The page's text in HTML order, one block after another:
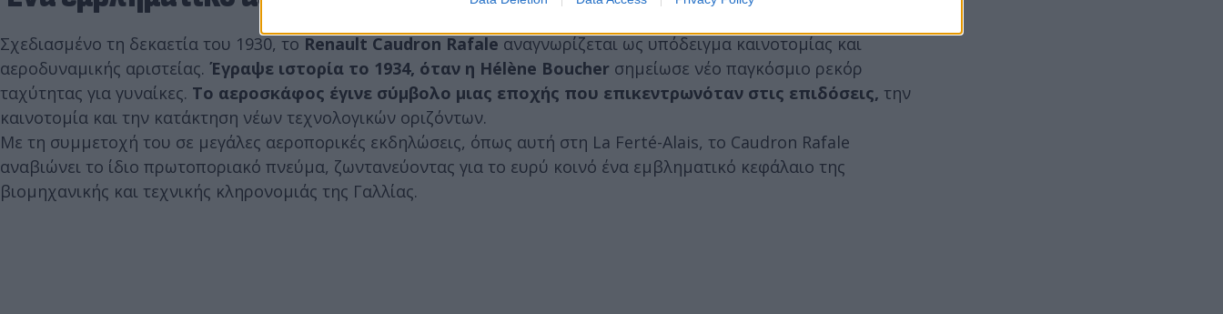
Σχεδιασμένο τη δεκαετία του 1930, το Renault Caudron Rafale αναγνωρίζεται ως υπόδειγμα καινοτομίας και
αεροδυναμικής αριστείας. Έγραψε ιστορία το 1934, όταν η Hélène Boucher σημείωσε νέο παγκόσμιο ρεκόρ
ταχύτητας για γυναίκες. Το αεροσκάφος έγινε σύμβολο μιας εποχής που επικεντρωνόταν στις επιδόσεις, την
καινοτομία και την κατάκτηση νέων τεχνολογικών οριζόντων.
Με τη συμμετοχή του σε μεγάλες αεροπορικές εκδηλώσεις, όπως αυτή στη La Ferté-Alais, το Caudron Rafale
αναβιώνει το ίδιο πρωτοποριακό πνεύμα, ζωντανεύοντας για το ευρύ κοινό ένα εμβληματικό κεφάλαιο της
βιομηχανικής και τεχνικής κληρονομιάς της Γαλλίας.